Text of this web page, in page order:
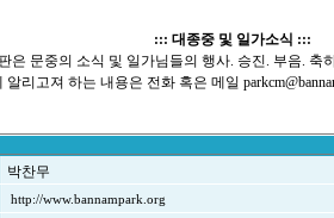
::: 대종중 및 일가소식 :::
은 문중의 소식 및 일가님들의 행사. 승진. 부음. 축
알리고져 하는 내용은 전화 혹은 메일
박찬무
http://www.bannampark.org